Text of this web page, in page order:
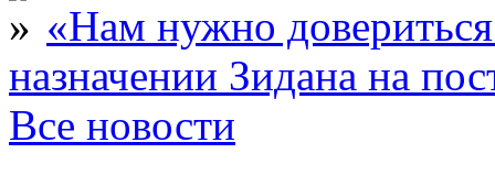
«Нам нужно
назначении Зидана на
Все новости